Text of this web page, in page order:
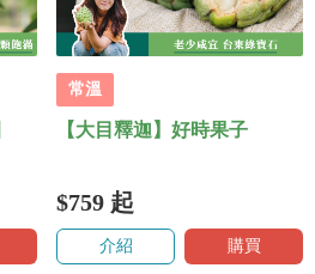
常溫
【大目釋迦】好時果子
$759 起
介紹 購買